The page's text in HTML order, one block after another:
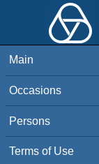
Main
Occasions
Persons
Terms of Use